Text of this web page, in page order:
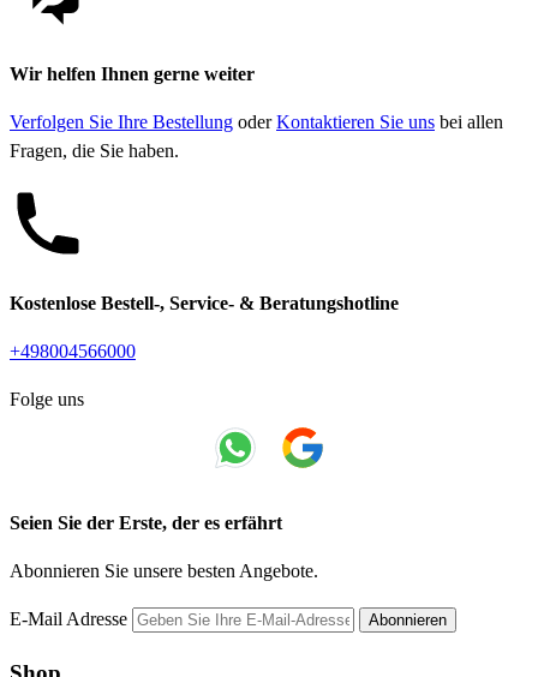
Wir helfen Ihnen gerne weiter
Verfolgen Sie Ihre Bestellung oderKontaktieren Sie uns bei allen
Fragen, die Sie haben.
Kostenlose Bestell-, Service- & Beratungshotline
+498004566000
Folge uns
Seien Sie der Erste, der es erfährt
Abonnieren Sie unsere besten Angebote.
E-Mail Adresse Abonnieren